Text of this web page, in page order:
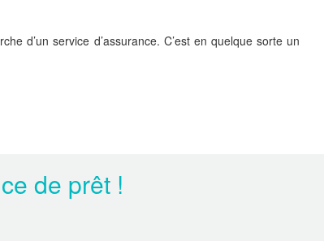
d’un service d’assurance. C’est en quelque sorte un
de prêt !